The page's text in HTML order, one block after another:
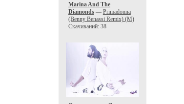
Marina And The
Diamonds— Primadonna
(Benny Benassi Remix) (M)
Скачиваний: 38